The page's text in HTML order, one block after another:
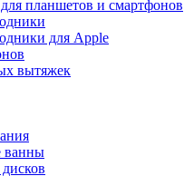
планшетов и смартфонов
для Apple
вытяжек
ванны